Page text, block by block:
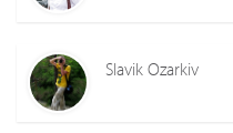
Slavik Ozarkiv